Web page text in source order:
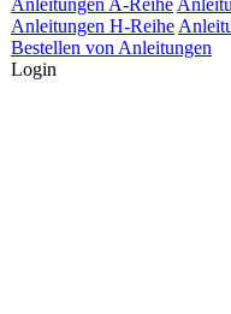
Anleitungen A-Reihe
Anleitungen H-Reihe
Bestellen von Anleitungen
Login